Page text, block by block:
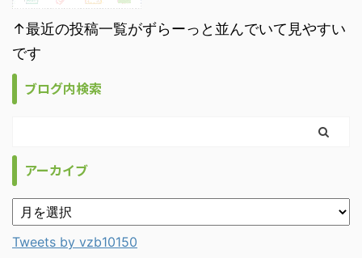
↑最近の投稿一覧がずらーっと並んでいて見やすい
です
ブログ内検索
アーカイブ
Tweets by vzb10150